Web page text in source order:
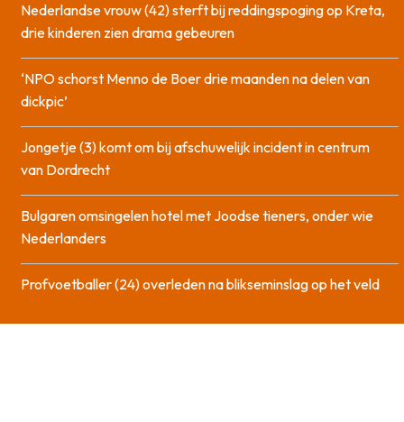
Nederlandse vrouw (42) sterft bij reddingspoging op Kreta,
drie kinderen zien drama gebeuren
‘NPO schorst Menno de Boer drie maanden na delen van
dickpic’
Jongetje (3) komt om bij afschuwelijk incident in centrum
van Dordrecht
Bulgaren omsingelen hotel met Joodse tieners, onder wie
Nederlanders
Profvoetballer (24) overleden na blikseminslag op het veld